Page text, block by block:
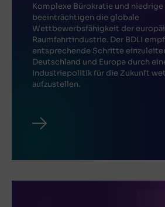
Komplexe Bürokratie und
beeinträchtigen die globale
Wettbewerbsfähigkeit der
Raumfahrtindustrie. Der BDLI
entsprechende Schritte
Deutschland und Europa durch
Industriepolitik für die Zukunft
aufzustellen.